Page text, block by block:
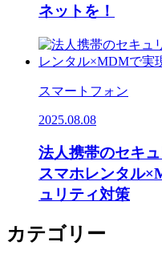
ネットを！
スマートフォン
2025.08.08
法人携帯のセキ
スマホレンタル
ュリティ対策
カテゴリー